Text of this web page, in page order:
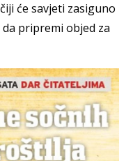
čiji će savjeti zasiguno
da pripremi objed za